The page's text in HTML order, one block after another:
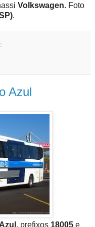
Volkswagen. Foto
.
Azul
, prefixos 18005 e